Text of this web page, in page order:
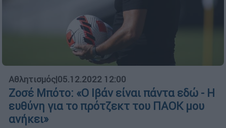
Αθλητισμός|05.12.2022 12:00
Ζοσέ Μπότο: «Ο Ιβάν είναι πάντα εδώ - Η
ευθύνη για το πρότζεκτ του ΠΑΟΚ μου
ανήκει»